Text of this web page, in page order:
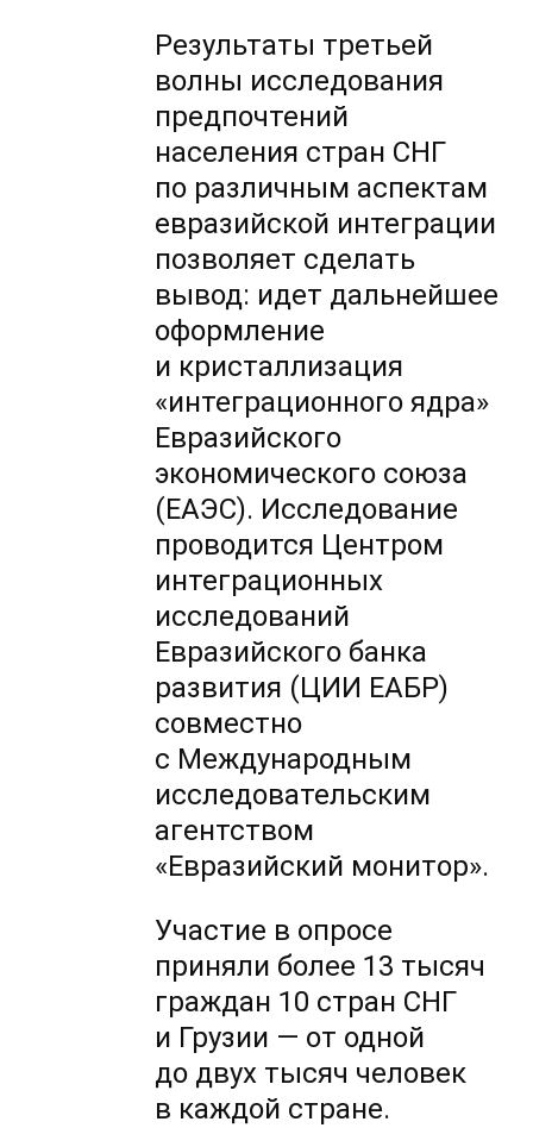
Результаты третьей
волны исследования
предпочтений
населения стран СНГ
по различным аспектам
евразийской интеграции
позволяет сделать
вывод: идет дальнейшее
оформление
и кристаллизация
«интеграционного ядра»
Евразийского
экономического союза
(ЕАЭС). Исследование
проводится Центром
интеграционных
исследований
Евразийского банка
развития (ЦИИ ЕАБР)
совместно
с Международным
исследовательским
агентством
«Евразийский монитор».
Участие в опросе
приняли более 13 тысяч
граждан 10 стран СНГ
и Грузии — от одной
до двух тысяч человек
в каждой стране.